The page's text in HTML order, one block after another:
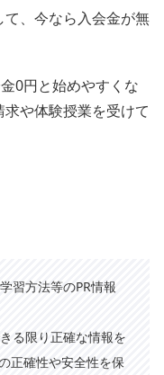
、今なら入会金が無
0円と始めやすくな
や体験授業を受けて
習方法等のPR情報
る限り正確な情報を
正確性や安全性を保